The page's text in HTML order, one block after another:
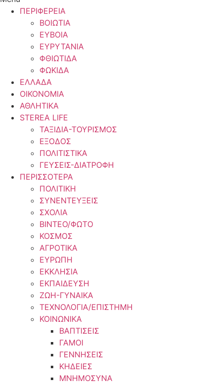
ΠΕΡΙΦΕΡΕΙΑ
ΒΟΙΩΤΙΑ
ΕΥΒΟΙΑ
ΕΥΡΥΤΑΝΙΑ
ΦΘΙΩΤΙΔΑ
ΦΩΚΙΔΑ
ΕΛΛΑΔΑ
ΟΙΚΟΝΟΜΙΑ
ΑΘΛΗΤΙΚΑ
STEREA LIFE
ΤΑΞΙΔΙΑ-ΤΟΥΡΙΣΜΟΣ
ΕΞΟΔΟΣ
ΠΟΛΙΤΙΣΤΙΚΑ
ΓΕΥΣΕΙΣ-ΔΙΑΤΡΟΦΗ
ΠΕΡΙΣΣΟΤΕΡΑ
ΠΟΛΙΤΙΚΗ
ΣΥΝΕΝΤΕΥΞΕΙΣ
ΣΧΟΛΙΑ
ΒΙΝΤΕΟ/ΦΩΤΟ
ΚΟΣΜΟΣ
ΑΓΡΟΤΙΚΑ
ΕΥΡΩΠΗ
ΕΚΚΛΗΣΙΑ
ΕΚΠΑΙΔΕΥΣΗ
ΖΩΗ-ΓΥΝΑΙΚΑ
ΤΕΧΝΟΛΟΓΙΑ/ΕΠΙΣΤΗΜΗ
ΚΟΙΝΩΝΙΚΑ
ΒΑΠΤΙΣΕΙΣ
ΓΑΜΟΙ
ΓΕΝΝΗΣΕΙΣ
ΚΗΔΕΙΕΣ
ΜΝΗΜΟΣΥΝΑ